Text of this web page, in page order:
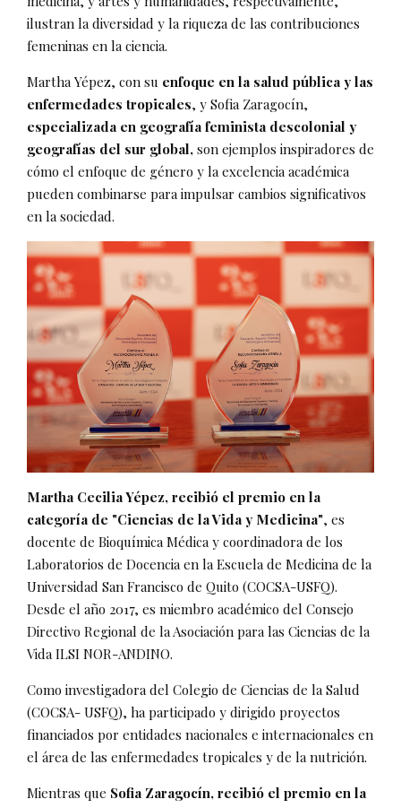
ilustran la diversidad y la riqueza de las contribuciones
femeninas en la ciencia.
Martha Yépez, con su enfoque en la salud pública y las
enfermedades tropicales, y Sofia Zaragocín,
especializada en geografía feminista descolonial y
geografías del sur global, son ejemplos inspiradores de
cómo el enfoque de género y la excelencia académica
pueden combinarse para impulsar cambios significativos
en la sociedad.
Martha Cecilia Yépez, recibió el premio en la
categoría de "Ciencias de la Vida y Medicina", es
docente de Bioquímica Médica y coordinadora de los
Laboratorios de Docencia en la Escuela de Medicina de la
Universidad San Francisco de Quito (COCSA-USFQ).
Desde el año 2017, es miembro académico del Consejo
Directivo Regional de la Asociación para las Ciencias de la
Vida ILSI NOR-ANDINO.
Como investigadora del Colegio de Ciencias de la Salud
(COCSA- USFQ), ha participado y dirigido proyectos
financiados por entidades nacionales e internacionales en
el área de las enfermedades tropicales y de la nutrición.
Mientras que Sofia Zaragocín, recibió el premio en la